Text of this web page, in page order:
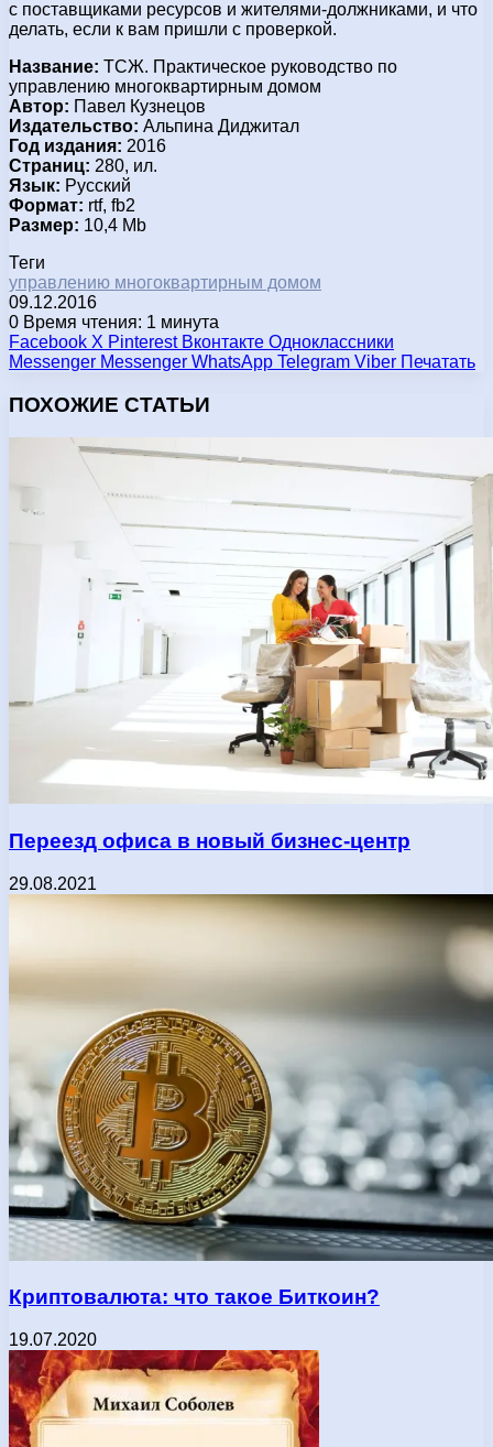
с поставщиками ресурсов и жителями-должниками, и что
делать, если к вам пришли с проверкой.
Название: ТСЖ. Практическое руководство по
управлению многоквартирным домом
Автор: Павел Кузнецов
Издательство: Альпина Диджитал
Год издания: 2016
Страниц: 280, ил.
Язык: Русский
Формат: rtf, fb2
Размер: 10,4 Mb
Теги
управлению многоквартирным домом
09.12.2016
0 Время чтения: 1 минута
Facebook X Pinterest Вконтакте Одноклассники
Messenger Messenger WhatsApp Telegram Viber Печатать
ПОХОЖИЕ СТАТЬИ
Переезд офиса в новый бизнес-центр
29.08.2021
Криптовалюта: что такое Биткоин?
19.07.2020